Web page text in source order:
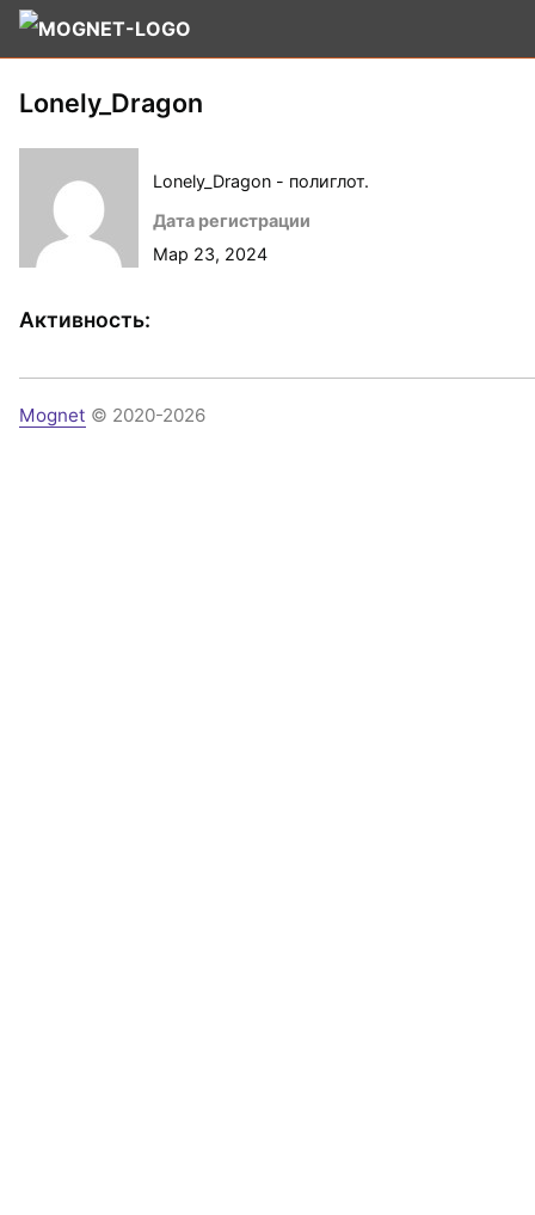
Lonely_Dragon
Lonely_Dragon - полиглот.
Дата регистрации
Мар 23, 2024
Активность:
Mognet © 2020-2026